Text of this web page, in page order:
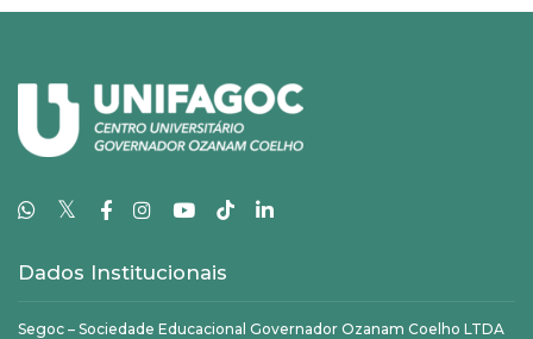
𝕏
Dados Institucionais
Segoc – Sociedade Educacional Governador Ozanam Coelho LTDA